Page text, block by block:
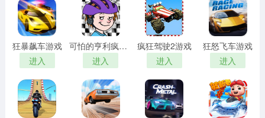
狂暴飙车游戏
进入
可怕的亨利疯狂卡丁车游戏
进入
疯狂驾驶2游戏
进入
狂怒飞车游戏
进入